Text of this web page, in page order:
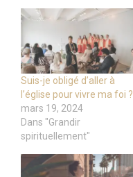
Suis-je obligé d’aller à
l’église pour vivre ma foi ?
mars 19, 2024
Dans "Grandir
spirituellement"